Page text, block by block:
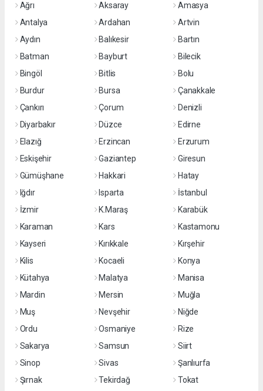
Ağrı
Aksaray
Amasya
Antalya
Ardahan
Artvin
Aydın
Balıkesir
Bartın
Batman
Bayburt
Bilecik
Bingöl
Bitlis
Bolu
Burdur
Bursa
Çanakkale
Çankırı
Çorum
Denizli
Diyarbakır
Düzce
Edirne
Elazığ
Erzincan
Erzurum
Eskişehir
Gaziantep
Giresun
Gümüşhane
Hakkari
Hatay
Iğdır
Isparta
İstanbul
İzmir
K.Maraş
Karabük
Karaman
Kars
Kastamonu
Kayseri
Kırıkkale
Kırşehir
Kilis
Kocaeli
Konya
Kütahya
Malatya
Manisa
Mardin
Mersin
Muğla
Muş
Nevşehir
Niğde
Ordu
Osmaniye
Rize
Sakarya
Samsun
Siirt
Sinop
Sivas
Şanlıurfa
Şırnak
Tekirdağ Tokat